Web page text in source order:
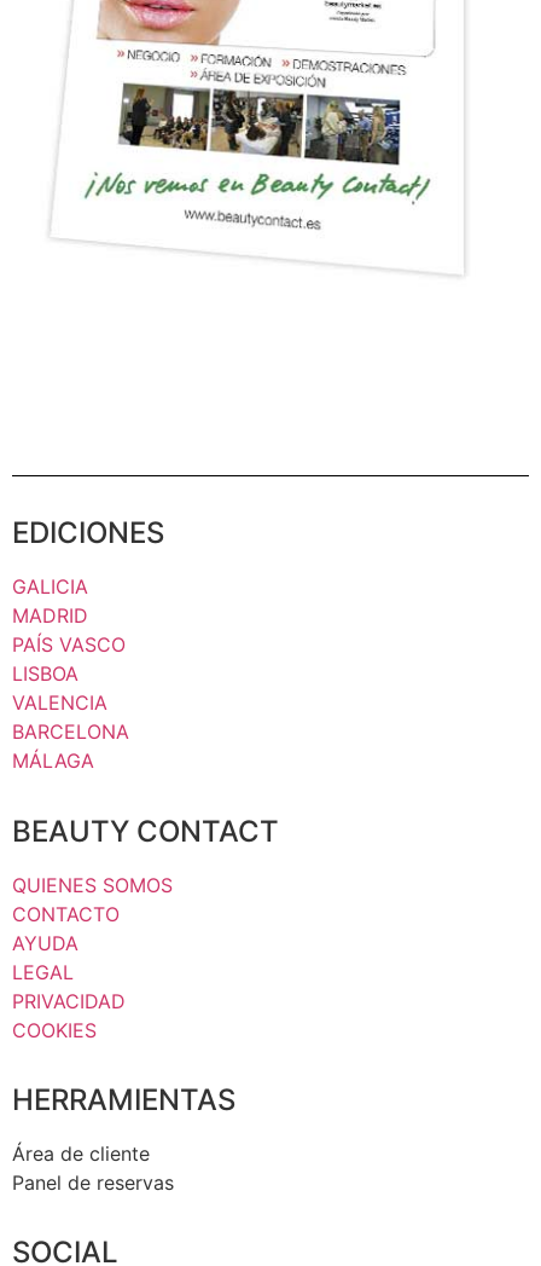
EDICIONES
GALICIA
MADRID
PAÍS VASCO
LISBOA
VALENCIA
BARCELONA
MÁLAGA
BEAUTY CONTACT
QUIENES SOMOS
CONTACTO
AYUDA
LEGAL
PRIVACIDAD
COOKIES
HERRAMIENTAS
Área de cliente
Panel de reservas
SOCIAL